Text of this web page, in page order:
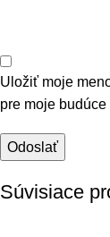
Uložiť moje
pre moje budúce
Súvisiace